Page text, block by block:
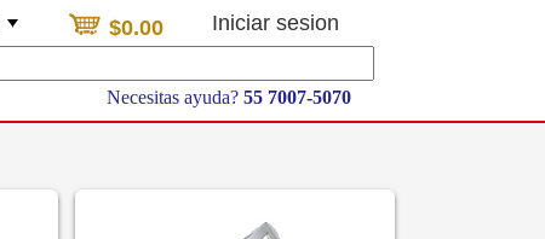
Necesitas ayuda? 55 7007-5070
$0.00 Iniciar sesion